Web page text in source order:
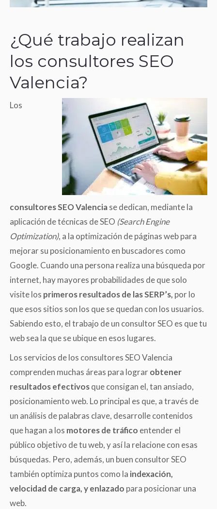
¿Qué trabajo realizan
los consultores SEO
Valencia?
Los
consultores SEO Valenciase dedican, mediante la
aplicación de técnicas de SEO (Search Engine
Optimization), a la optimización de páginas web para
mejorar su posicionamiento en buscadores como
Google. Cuando una persona realiza una búsqueda por
internet, hay mayores probabilidades de que solo
visite los primeros resultados de las SERP’s, por lo
que esos sitios son los que se quedan con los usuarios.
Sabiendo esto, el trabajo de un consultor SEO es que tu
web sea la que se ubique en esos lugares.
Los servicios de los consultores SEO Valencia
comprenden muchas áreas para lograrobtener
resultados efectivosque consigan el, tan ansiado,
posicionamiento web. Lo principal es que, a través de
un análisis de palabras clave, desarrolle contenidos
que hagan a los motores de tráfico entender el
público objetivo de tu web, y así la relacione con esas
búsquedas. Pero, además, un buen consultor SEO
también optimiza puntos como la indexación,
velocidad de carga, y enlazado para posicionar una
web.